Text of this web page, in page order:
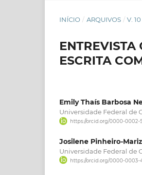
INÍCIO / ARQUIVOS / V.
ESCRITA
Emily Thaís Barbosa
Universidade Federal de
https://orcid.org/0000-0002-
Josilene Pinheiro-Mariz
Universidade Federal de
https://orcid.org/0000-0003-